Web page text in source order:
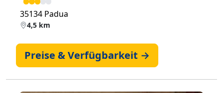
35134 Padua
4,5 km
Preise & Verfügbarkeit →